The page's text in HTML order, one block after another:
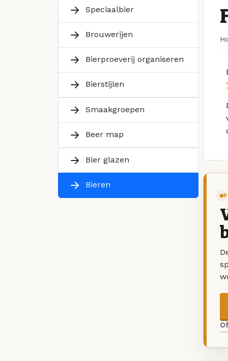
Speciaalbier
Brouwerijen
Bierproeverij organiseren
Bierstijlen
Smaakgroepen
Beer map
Bier glazen
Bieren